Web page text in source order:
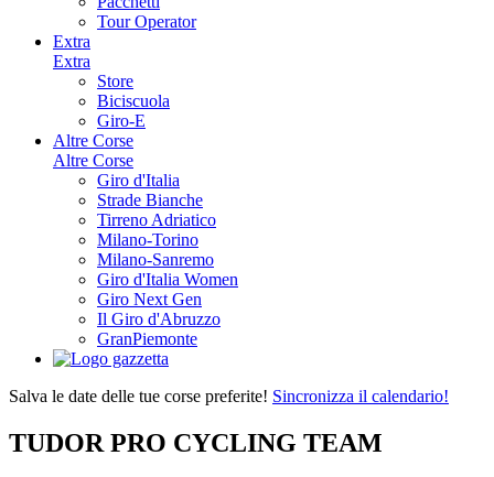
Tour Operator
Extra
Extra
Store
Biciscuola
Giro-E
Altre Corse
Altre Corse
Giro d'Italia
Strade Bianche
Tirreno Adriatico
Milano-Torino
Milano-Sanremo
Giro d'Italia Women
Giro Next Gen
Il Giro d'Abruzzo
GranPiemonte
Salva le date delle tue corse preferite! Sincronizza il calendario!
TUDOR PRO CYCLING TEAM